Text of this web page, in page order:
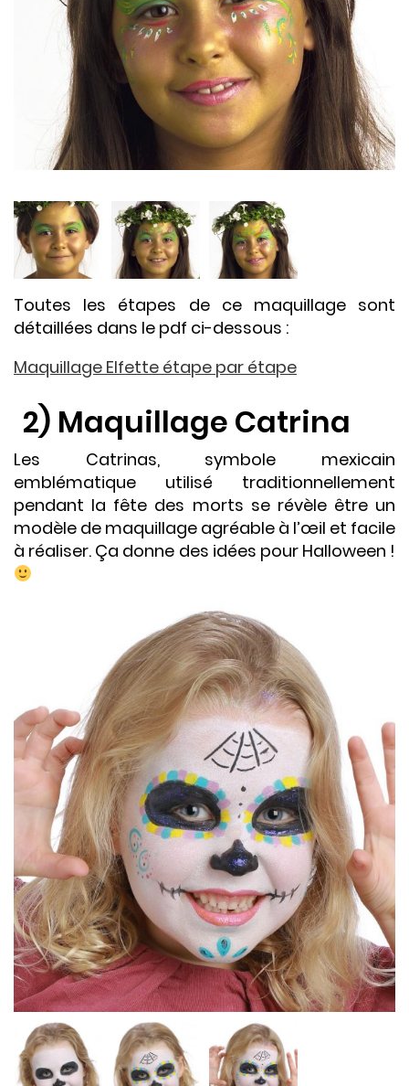
Toutes les étapes de ce maquillage sont
détaillées dans le pdf ci-dessous :
Maquillage Elfette étape par étape
2) Maquillage Catrina
Les Catrinas, symbole mexicain
emblématique utilisé traditionnellement
pendant la fête des morts se révèle être un
modèle de maquillage agréable à l’œil et facile
à réaliser. Ça donne des idées pour Halloween !